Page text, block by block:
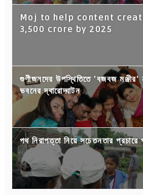
Moj to help content
3,500 crore by 2025
গুণীজনদের উপস্থিতিতে 'বজবজ
ভবনের দ্বারোদ্ঘাটন
পথ নিরাপত্তা নিয়ে সচেতনতার প্রচারে